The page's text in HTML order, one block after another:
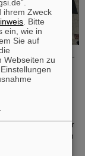
Super-
das FAIR-
es sich um
gemeinsamen
sind. Der
zweieinhalb Meter
Gewicht von
ihrem Zweck
. Bitte
ein, wie in
Sie auf
Webseiten zu